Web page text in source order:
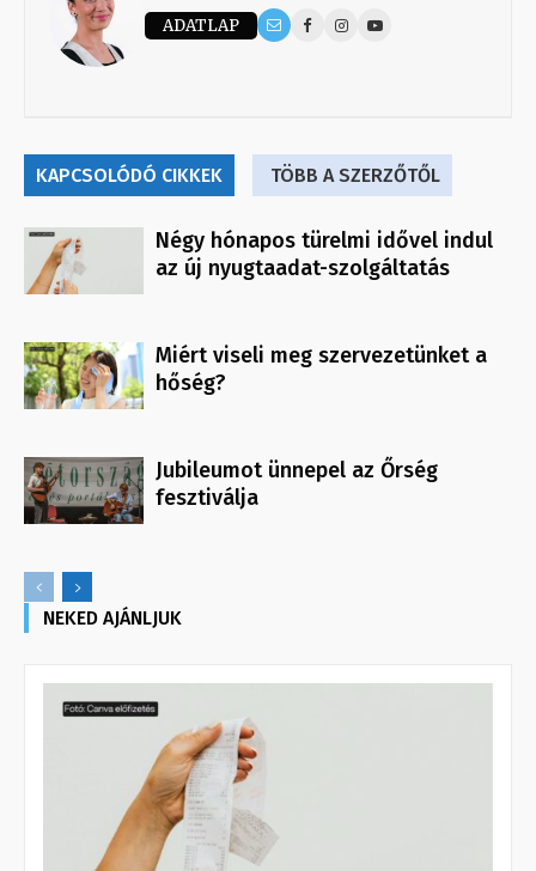
ADATLAP
KAPCSOLÓDÓ CIKKEK TÖBB A SZERZŐTŐL
Négy hónapos türelmi idővel indul
az új nyugtaadat-szolgáltatás
Miért viseli meg szervezetünket a
hőség?
Jubileumot ünnepel az Őrség
fesztiválja
NEKED AJÁNLJUK